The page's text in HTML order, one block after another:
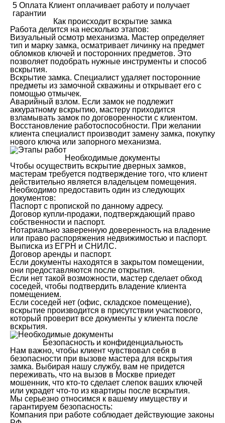
5 Оплата Клиент оплачивает работу и получает
гарантии
Как происходит вскрытие замка
Работа делится на несколько этапов:
Визуальный осмотр механизма. Мастер определяет
тип и марку замка, осматривает личинку на предмет
обломков ключей и посторонних предметов. Это
позволяет подобрать нужные инструменты и способ
вскрытия.
Вскрытие замка. Специалист удаляет посторонние
предметы из замочной скважины и открывает его с
помощью отмычек.
Аварийный взлом. Если замок не подлежит
аккуратному вскрытию, мастеру приходится
взламывать замок по договоренности с клиентом.
Восстановление работоспособности. При желании
клиента специалист производит замену замка, покупку
нового ключа или запорного механизма.
Необходимые документы
Чтобы осуществить вскрытие дверных замков,
мастерам требуется подтверждение того, что клиент
действительно является владельцем помещения.
Необходимо предоставить один из следующих
документов:
Паспорт с пропиской по данному адресу.
Договор купли-продажи, подтверждающий право
собственности и паспорт.
Нотариально заверенную доверенность на владение
или право распоряжения недвижимостью и паспорт.
Выписка из ЕГРН и СНИЛС.
Договор аренды и паспорт.
Если документы находятся в закрытом помещении,
они предоставляются после открытия.
Если нет такой возможности, мастер сделает обход
соседей, чтобы подтвердить владение клиента
помещением.
Если соседей нет (офис, складское помещение),
вскрытие производится в присутствии участкового,
который проверит все документы у клиента после
вскрытия.
Безопасность и конфиденциальность
Нам важно, чтобы клиент чувствовал себя в
безопасности при вызове мастера для вскрытия
замка. Выбирая нашу службу, вам не придется
переживать, что на вызов в Москве приедет
мошенник, что кто-то сделает слепок ваших ключей
или украдет что-то из квартиры после вскрытия.
Мы серьезно относимся к вашему имуществу и
гарантируем безопасность:
Компания при работе соблюдает действующие законы